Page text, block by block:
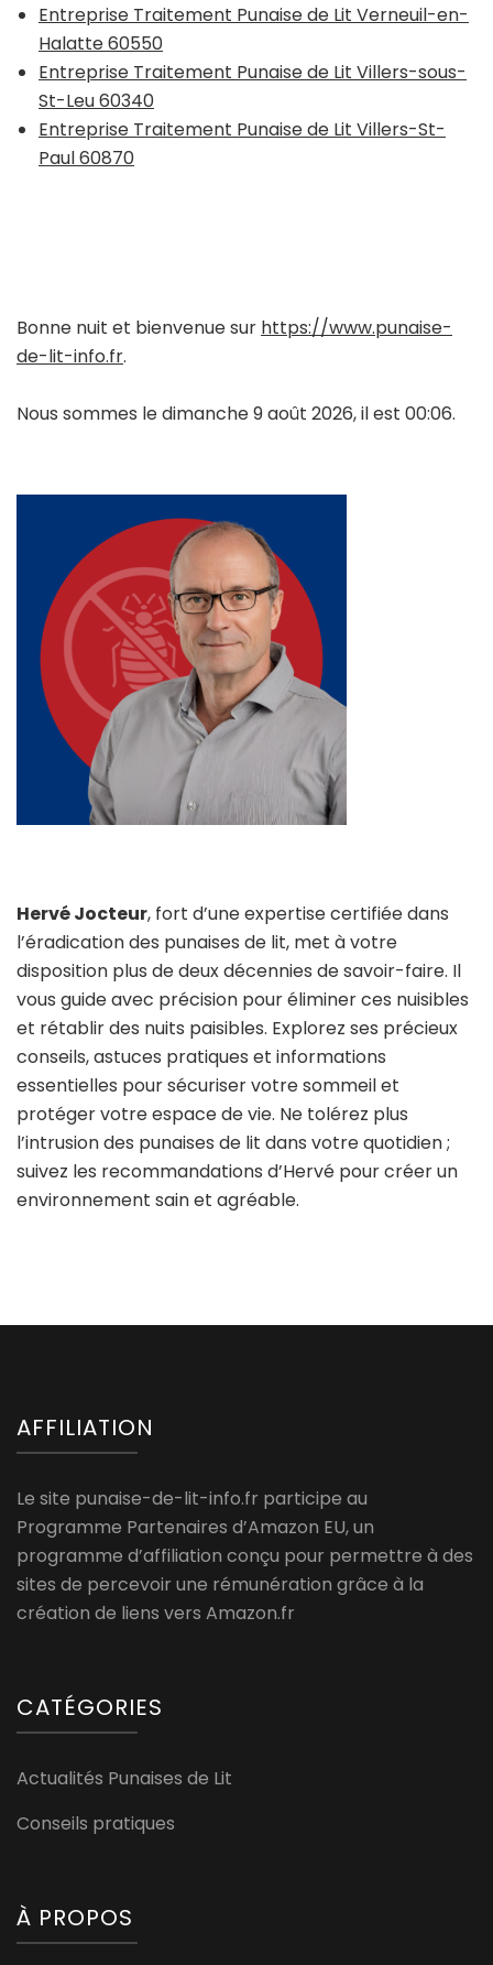
Entreprise Traitement Punaise de Lit Verneuil-en-
Halatte 60550
Entreprise Traitement Punaise de Lit Villers-sous-
St-Leu 60340
Entreprise Traitement Punaise de Lit Villers-St-
Paul 60870
Bonne nuit et bienvenue sur https://www.punaise-
de-lit-info.fr.
Nous sommes le dimanche 9 août 2026, il est 00:06.
Hervé Jocteur, fort d’une expertise certifiée dans
l’éradication des punaises de lit, met à votre
disposition plus de deux décennies de savoir-faire. Il
vous guide avec précision pour éliminer ces nuisibles
et rétablir des nuits paisibles. Explorez ses précieux
conseils, astuces pratiques et informations
essentielles pour sécuriser votre sommeil et
protéger votre espace de vie. Ne tolérez plus
l’intrusion des punaises de lit dans votre quotidien ;
suivez les recommandations d’Hervé pour créer un
environnement sain et agréable.
AFFILIATION
Le site punaise-de-lit-info.fr participe au
Programme Partenaires d’Amazon EU, un
programme d’affiliation conçu pour permettre à des
sites de percevoir une rémunération grâce à la
création de liens vers Amazon.fr
CATÉGORIES
Actualités Punaises de Lit
Conseils pratiques
À PROPOS